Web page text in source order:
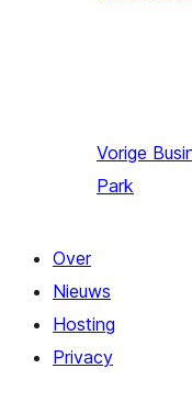
Vorige
Park
Over
Nieuws
Hosting
Privacy